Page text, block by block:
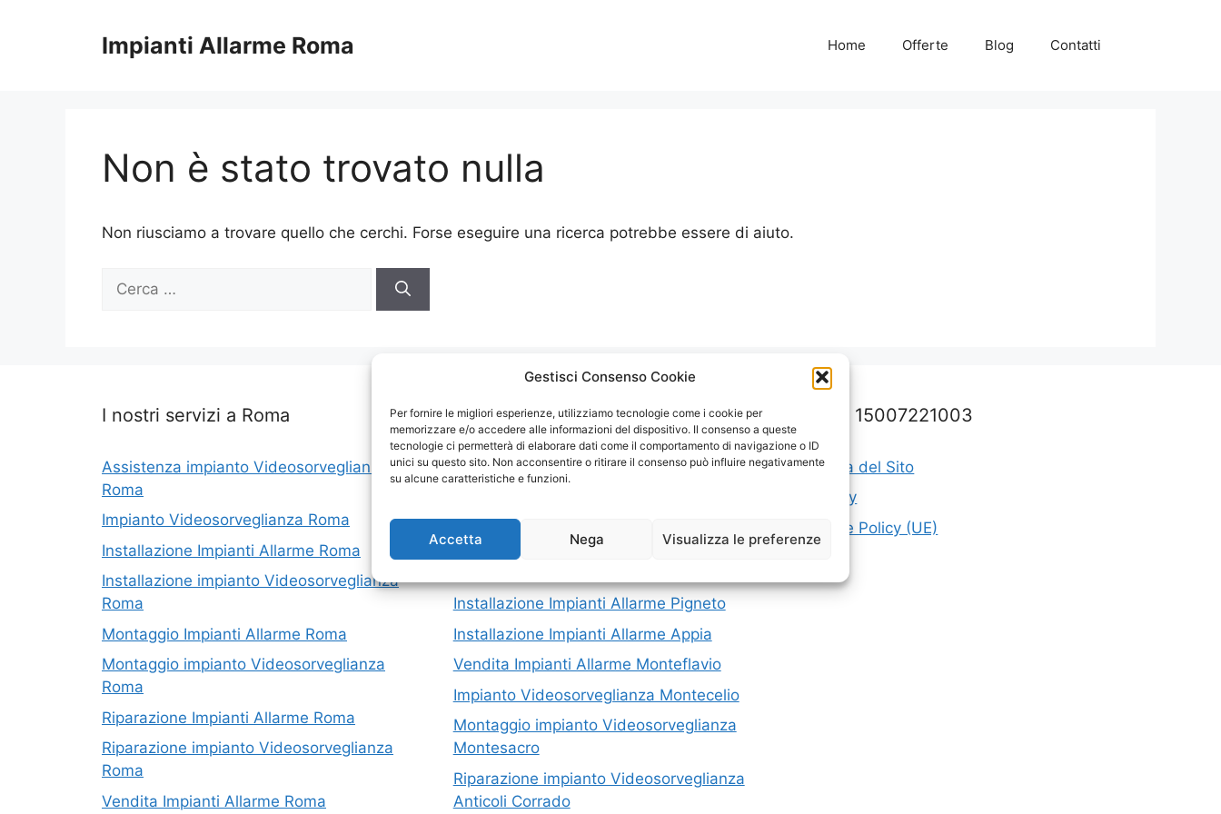
Gestisci Consenso Cookie
Per fornire le migliori esperienze, utilizziamo tecnologie come i cookie per
memorizzare e/o accedere alle informazioni del dispositivo. Il consenso a queste
tecnologie ci permetterà di elaborare dati come il comportamento di navigazione o ID
unici su questo sito. Non acconsentire o ritirare il consenso può influire negativamente
su alcune caratteristiche e funzioni.
Accetta Nega Visualizza le preferenze
Impianti Allarme Roma Home Offerte Blog Contatti
Non è stato trovato nulla
Non riusciamo a trovare quello che cerchi. Forse eseguire una ricerca potrebbe essere di aiuto.
per:
I nostri servizi a Roma
Assistenza impianto Videosorveglianza
Roma
Impianto Videosorveglianza Roma
Installazione Impianti Allarme Roma
Installazione impianto Videosorveglianza
Roma
Montaggio Impianti Allarme Roma
Montaggio impianto Videosorveglianza
Roma
Riparazione Impianti Allarme Roma
Riparazione impianto Videosorveglianza
Roma
Vendita Impianti Allarme Roma
I nostri servizi in Provincia di Roma
Montaggio Impianti Allarme Fonte
Installazione Impianti Allarme Colosseo
Riparazione impianto Videosorveglianza
Installazione Impianti Allarme Pigneto
Installazione Impianti Allarme Appia
Vendita Impianti Allarme Monteflavio
Impianto Videosorveglianza Montecelio
Montaggio impianto Videosorveglianza
Montesacro
Riparazione impianto Videosorveglianza
Anticoli Corrado
P.IVA 15007221003
Mappa del Sito
Privacy
Cookie Policy (UE)